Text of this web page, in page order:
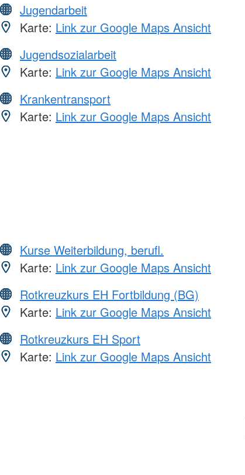
Jugendarbeit
Karte: Link zur Google Maps Ansicht
Jugendsozialarbeit
Karte: Link zur Google Maps Ansicht
Krankentransport
Karte: Link zur Google Maps Ansicht
Kurse Weiterbildung, berufl.
Karte: Link zur Google Maps Ansicht
Rotkreuzkurs EH Fortbildung (BG)
Karte: Link zur Google Maps Ansicht
Rotkreuzkurs EH Sport
Karte: Link zur Google Maps Ansicht